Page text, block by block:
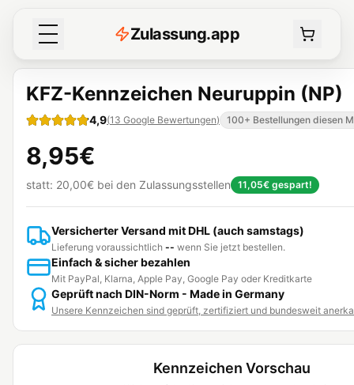
Zulassung.app
KFZ-Kennzeichen Neuruppin (NP)
4,9(13 Google Bewertungen) 100+ Bestellungen diesen
8,95€
statt: 20,00€ bei den Zulassungsstellen 11,05€ gespart!
Versicherter Versand mit DHL (auch samstags)
Lieferung voraussichtlich -- wenn Sie jetzt bestellen.
Einfach & sicher bezahlen
Mit PayPal, Klarna, Apple Pay, Google Pay oder Kreditkarte
Geprüft nach DIN-Norm - Made in Germany
Unsere Kennzeichen sind geprüft, zertifiziert und bundesweit
Kennzeichen Vorschau